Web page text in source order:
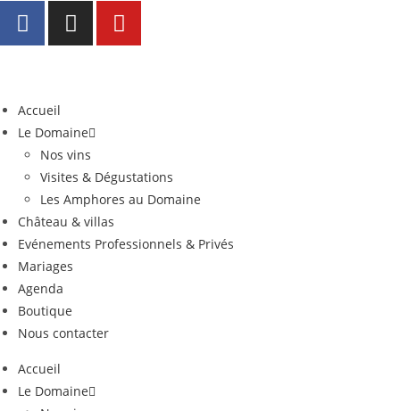
Accueil
Le Domaine
Nos vins
Visites & Dégustations
Les Amphores au Domaine
Château & villas
Evénements Professionnels & Privés
Mariages
Agenda
Boutique
Nous contacter
Accueil
Le Domaine